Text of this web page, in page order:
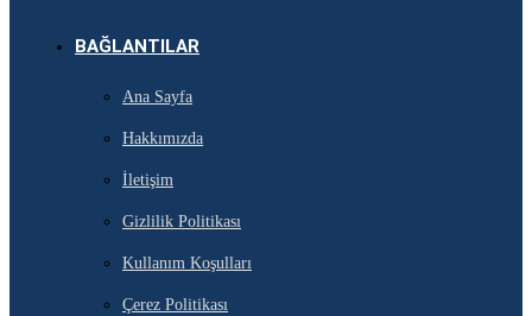
BAĞLANTILAR
Ana Sayfa
Hakkımızda
İletişim
Gizlilik Politikası
Kullanım Koşulları
Çerez Politikası